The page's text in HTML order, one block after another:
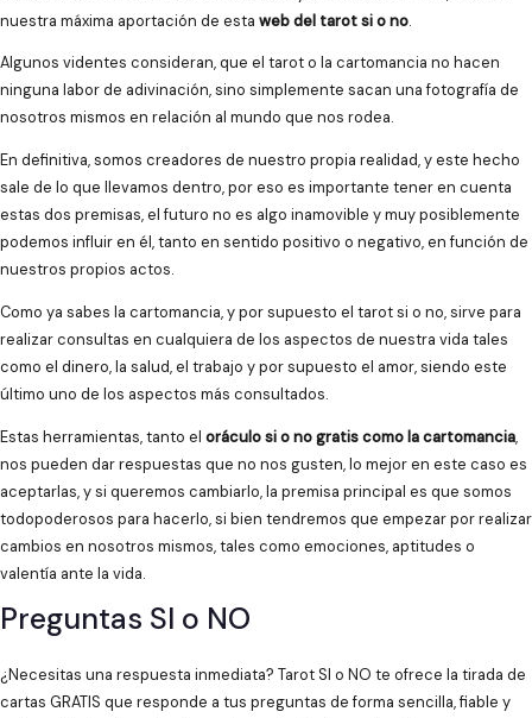
nuestra máxima aportación de esta web del tarot si o no.
Algunos videntes consideran, que el tarot o la cartomancia no hacen
ninguna labor de adivinación, sino simplemente sacan una fotografía de
nosotros mismos en relación al mundo que nos rodea.
En definitiva, somos creadores de nuestro propia realidad, y este hecho
sale de lo que llevamos dentro, por eso es importante tener en cuenta
estas dos premisas, el futuro no es algo inamovible y muy posiblemente
podemos influir en él, tanto en sentido positivo o negativo, en función de
nuestros propios actos.
Como ya sabes la cartomancia, y por supuesto el tarot si o no, sirve para
realizar consultas en cualquiera de los aspectos de nuestra vida tales
como el dinero, la salud, el trabajo y por supuesto el amor, siendo este
último uno de los aspectos más consultados.
Estas herramientas, tanto el oráculo si o no gratis como la cartomancia,
nos pueden dar respuestas que no nos gusten, lo mejor en este caso es
aceptarlas, y si queremos cambiarlo, la premisa principal es que somos
todopoderosos para hacerlo, si bien tendremos que empezar por realizar
cambios en nosotros mismos, tales como emociones, aptitudes o
valentía ante la vida.
Preguntas SI o NO
¿Necesitas una respuesta inmediata? Tarot SI o NO te ofrece la tirada de
cartas GRATIS que responde a tus preguntas de forma sencilla, fiable y